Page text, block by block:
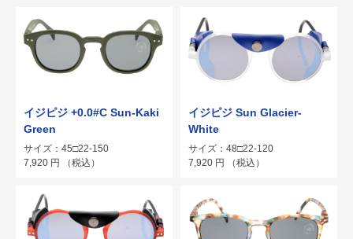
イジピジ +0.0#C Sun-Kaki
Green
サイズ：45□22-150
7,920 円 （税込）
イジピジ Sun Glacier-
White
サイズ：48□22-120
7,920 円 （税込）